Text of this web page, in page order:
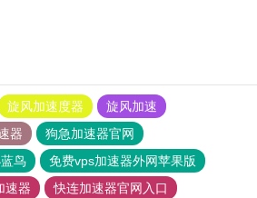
旋风加速度器
旋风加速
器
狗急加速器官网
鸟
免费vps加速器外网苹果版
速器
快连加速器官网入口